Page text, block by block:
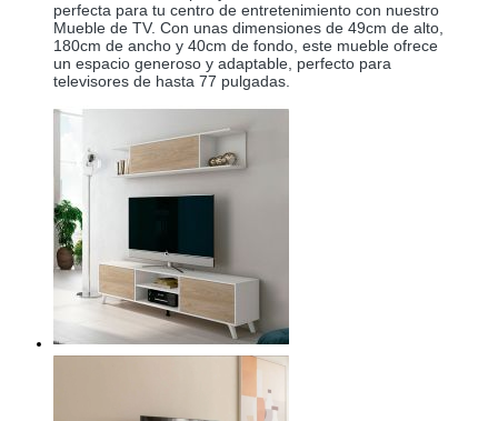
perfecta para tu centro de entretenimiento con nuestro
Mueble de TV. Con unas dimensiones de 49cm de alto,
180cm de ancho y 40cm de fondo, este mueble ofrece
un espacio generoso y adaptable, perfecto para
televisores de hasta 77 pulgadas.